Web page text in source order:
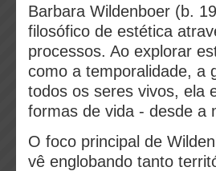
Barbara Wildenboer (b.
filosófico de estética
processos. Ao explorar
como a temporalidade, a
todos os seres vivos, ela
formas de vida - desde a
O foco principal de
vê englobando tanto